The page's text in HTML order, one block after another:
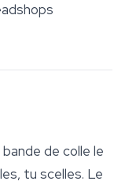
de colle le
tu scelles. Le